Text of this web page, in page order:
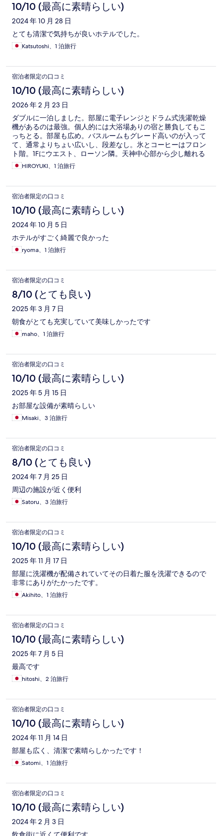
10/10 (最高に素晴らしい)
2024 年 10 月 28 日
とても清潔で気持ちが良いホテルでした。
Katsutoshi、1 泊旅行
宿泊者限定の口コミ
10/10 (最高に素晴らしい)
2026 年 2 月 23 日
ダブルに一泊しました。部屋に電子レンジとドラム式洗濯乾燥
機があるのは最強。個人的には大浴場ありの宿と勝負してもこ
っちとる。部屋も広め。バスルームもグレード高いのが入って
て、通常よりちょい広いし、段差なし。氷とコーヒーはフロン
ト階。1Fにウエスト、ローソン隣。天神中心部から少し離れる
けれど、立地も悪くない。福岡もいろいろ泊まったけど、いま
んところ、コスパ的納得度からいえばココがいちばんではない
HIROYUKI、1 泊旅行
宿泊者限定の口コミ
10/10 (最高に素晴らしい)
2024 年 10 月 5 日
ホテルがすごく綺麗で良かった
ryoma、1 泊旅行
宿泊者限定の口コミ
8/10 (とても良い)
2025 年 3 月 7 日
朝食がとても充実していて美味しかったです
maho、1 泊旅行
宿泊者限定の口コミ
10/10 (最高に素晴らしい)
2025 年 5 月 15 日
お部屋な設備が素晴らしい
Misaki、3 泊旅行
宿泊者限定の口コミ
8/10 (とても良い)
2024 年 7 月 25 日
周辺の施設が近く便利
Satoru、3 泊旅行
宿泊者限定の口コミ
10/10 (最高に素晴らしい)
2025 年 11 月 17 日
部屋に洗濯機が配備されていてその日着た服を洗濯できるので
非常にありがたかったです。
Akihito、1 泊旅行
宿泊者限定の口コミ
10/10 (最高に素晴らしい)
2025 年 7 月 5 日
最高です
hitoshi、2 泊旅行
宿泊者限定の口コミ
10/10 (最高に素晴らしい)
2024 年 11 月 14 日
部屋も広く、清潔で素晴らしかったです！
Satomi、1 泊旅行
宿泊者限定の口コミ
10/10 (最高に素晴らしい)
2024 年 2 月 3 日